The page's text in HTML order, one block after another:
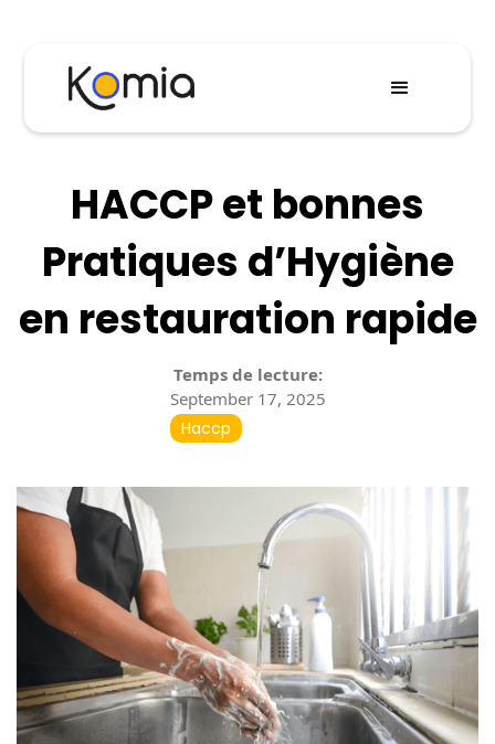
HACCP et bonnes
Pratiques d’Hygiène
en restauration rapide
Temps de lecture:
September 17, 2025
Haccp